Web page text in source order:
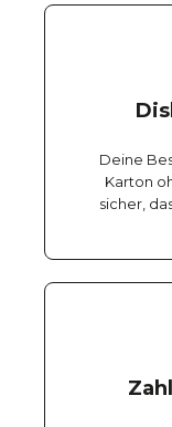
Deine
Karton
sicher,